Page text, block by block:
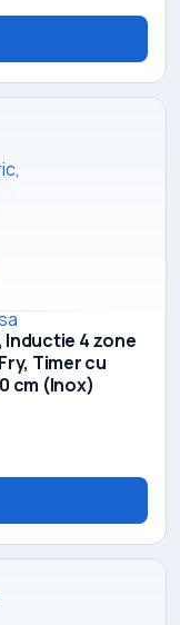
Inductie 4 zone
Timer cu
cm (Inox)